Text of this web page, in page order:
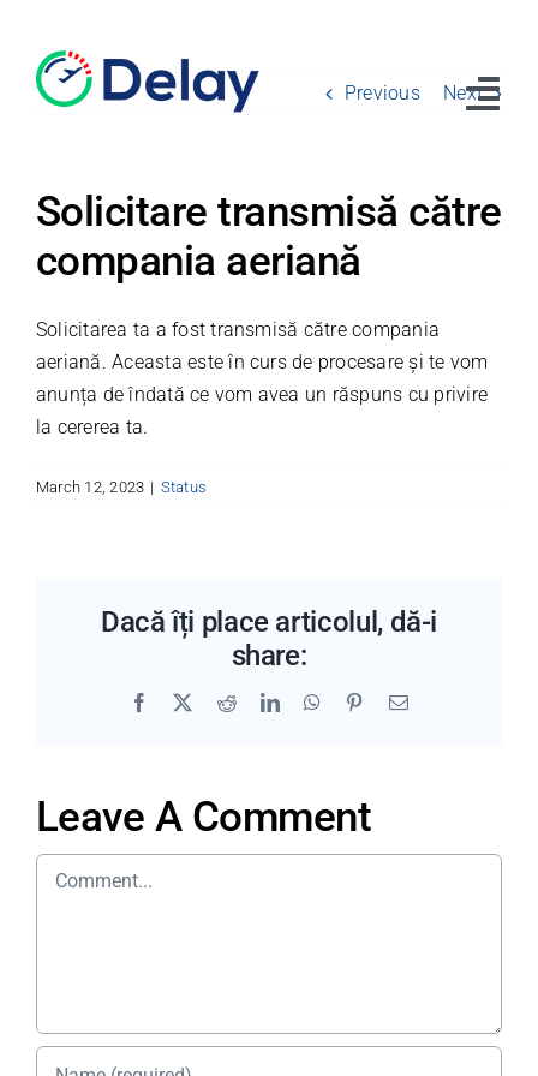
content
Drepturile pasagerilor
Despre noi
Previous Next
Solicitare transmisă către
compania aeriană
Solicitarea ta a fost transmisă către compania
aeriană. Aceasta este în curs de procesare și te vom
anunța de îndată ce vom avea un răspuns cu privire
la cererea ta.
March 12, 2023 | Status
Dacă îți place articolul, dă-i
share:
Facebook RedditLinkedInWhatsApp
PinterestEmail
Leave A Comment
Comment